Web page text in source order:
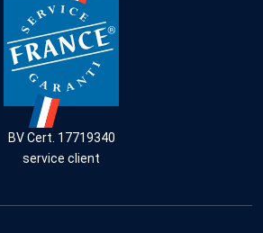
BV Cert. 17719340
service client